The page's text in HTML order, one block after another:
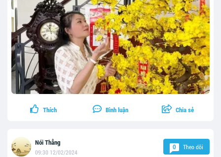
Thích Bình luận Chia sẻ
Nói Thẳng
09:30 12/02/2024
0 Theo dõi